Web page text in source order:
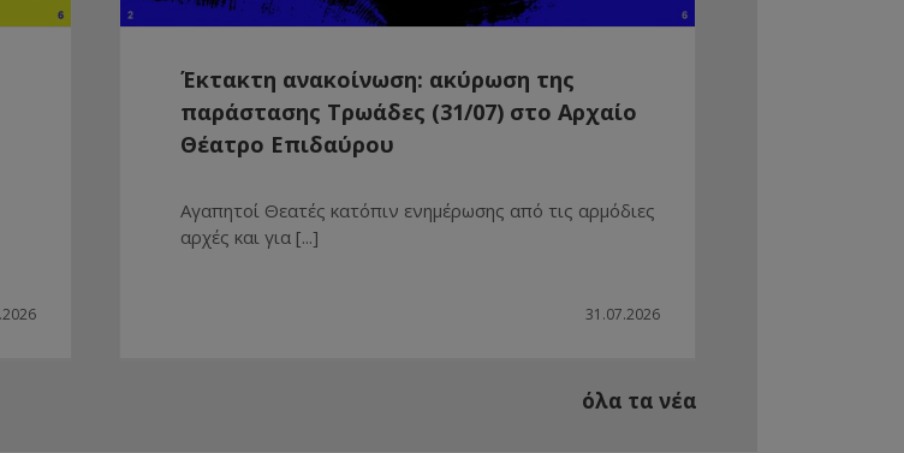
Έκτακτη ανακοίνωση: ακύρωση της
παράστασης Τρωάδες (31/07) στο Αρχαίο
Θέατρο Επιδαύρου
31.07.2026
Αγαπητοί Θεατές κατόπιν ενημέρωσης από τις αρμόδιες
αρχές και για [...]
όλα τα νέα